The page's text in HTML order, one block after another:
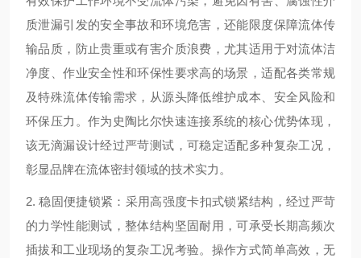
质泄漏引发的安全事故和环境危害，还能限度保障流体传
输品质，防止贵重或有害介质浪费，尤其适用于对流体洁
净度、作业安全性和环保性要求高的场景，适配各类常规
及特殊流体传输需求，从源头降低维护成本、安全风险和
环保压力。作为史陶比尔快速连接系统的核心优势体现，
该无滴漏设计经过严苛测试，可稳定适配多种复杂工况，
彰显品牌在流体密封领域的技术实力。
2. 稳固便捷锁紧：采用高强度卡扣式锁紧结构，经过严苛
的力学性能测试，整体结构坚固耐用，可承受长期高频次
插拔和工业现场的复杂工况考验。操作方式简单高效，无